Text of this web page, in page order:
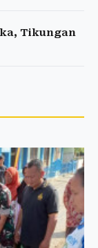
Tikungan